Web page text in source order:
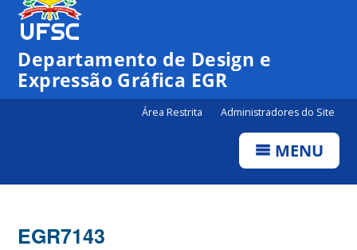
Canais
Departamento de Design e
Expressão Gráfica EGR
Área Restrita Administradores do Site
MENU
EGR7143